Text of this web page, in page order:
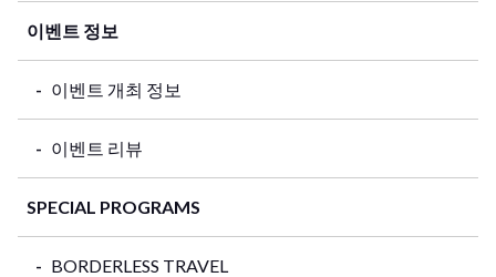
이벤트 정보
이벤트 개최 정보
이벤트 리뷰
SPECIAL PROGRAMS
BORDERLESS TRAVEL